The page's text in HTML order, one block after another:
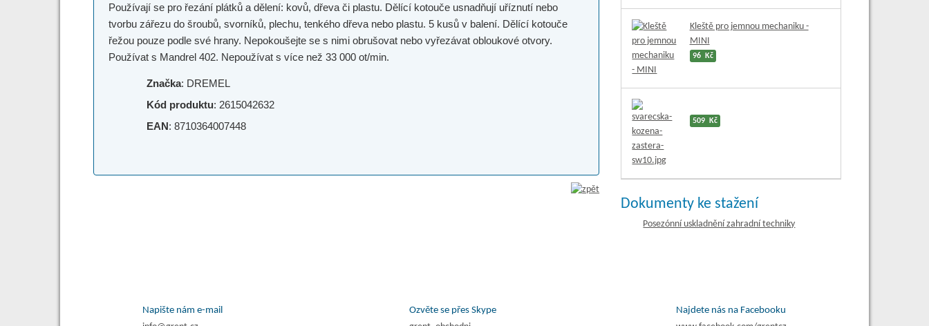
Používají se pro řezání plátků a dělení: kovů, dřeva či plastu. Dělící kotouče usnadňují uříznutí nebo
tvorbu zářezu do šroubů, svorníků, plechu, tenkého dřeva nebo plastu. 5 kusů v balení. Dělící kotouče
řežou pouze podle své hrany. Nepokoušejte se s nimi obrušovat nebo vyřezávat obloukové otvory.
Používat s Mandrel 402. Nepoužívat s více než 33 000 ot/min.
Značka: DREMEL
Kód produktu: 2615042632
EAN: 8710364007448
Kleště pro jemnou mechaniku -
MINI
96 Kč
509 Kč
Dokumenty ke stažení
Posezónní uskladnění zahradní techniky
Napište nám e-mail
Ozvěte se přes Skype
Najdete nás na Facebooku